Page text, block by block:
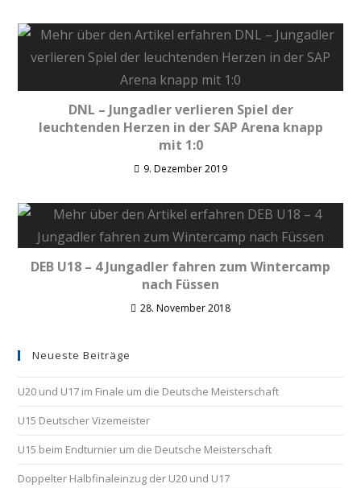
DNL – Jungadler verlieren Spiel der
leuchtenden Herzen in der SAP Arena knapp
mit 1:0
9. Dezember 2019
DEB U18 – 4 Jungadler fahren zum Wintercamp
nach Füssen
28. November 2018
Neueste Beiträge
U20 und U17 im Finale um die Deutsche Meisterschaft
U15 Deutscher Vizemeister
U15 beim Endturnier um die Deutsche Meisterschaft
Doppelter Halbfinaleinzug der U20 und U17